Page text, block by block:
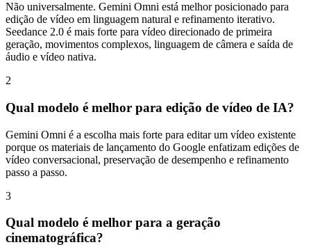
Não universalmente. Gemini Omni está melhor posicionado para
edição de vídeo em linguagem natural e refinamento iterativo.
Seedance 2.0 é mais forte para vídeo direcionado de primeira
geração, movimentos complexos, linguagem de câmera e saída de
áudio e vídeo nativa.
2
Qual modelo é melhor para edição de vídeo de IA?
Gemini Omni é a escolha mais forte para editar um vídeo existente
porque os materiais de lançamento do Google enfatizam edições de
vídeo conversacional, preservação de desempenho e refinamento
passo a passo.
3
Qual modelo é melhor para a geração
cinematográfica?